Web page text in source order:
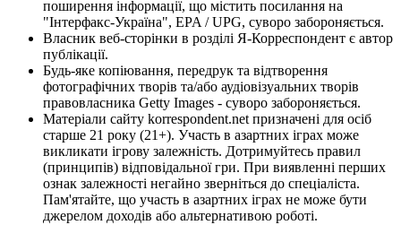
поширення інформації, що містить посилання на
"Інтерфакс-Україна", EPA / UPG, суворо забороняється.
Власник веб-сторінки в розділі Я-Корреспондент є автор
публікації.
Будь-яке копіювання, передрук та відтворення
фотографічних творів та/або аудіовізуальних творів
правовласника Getty Images - суворо забороняється.
Матеріали сайту korrespondent.net призначені для осіб
старше 21 року (21+). Участь в азартних іграх може
викликати ігрову залежність. Дотримуйтесь правил
(принципів) відповідальної гри. При виявленні перших
ознак залежності негайно зверніться до спеціаліста.
Пам'ятайте, що участь в азартних іграх не може бути
джерелом доходів або альтернативою роботі.